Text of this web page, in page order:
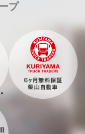
プ